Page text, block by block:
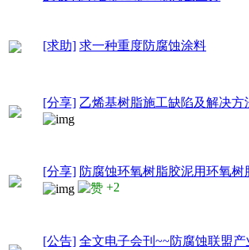
[求助] 求一种重度防腐蚀涂料
[分享] 乙烯基树脂施工缺陷及解决方
[分享] 防腐蚀环氧树脂胶泥用环氧树
+2
[公告] 全文电子会刊~~防腐蚀联盟产